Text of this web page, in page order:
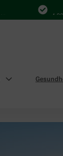
4.000 Mal in